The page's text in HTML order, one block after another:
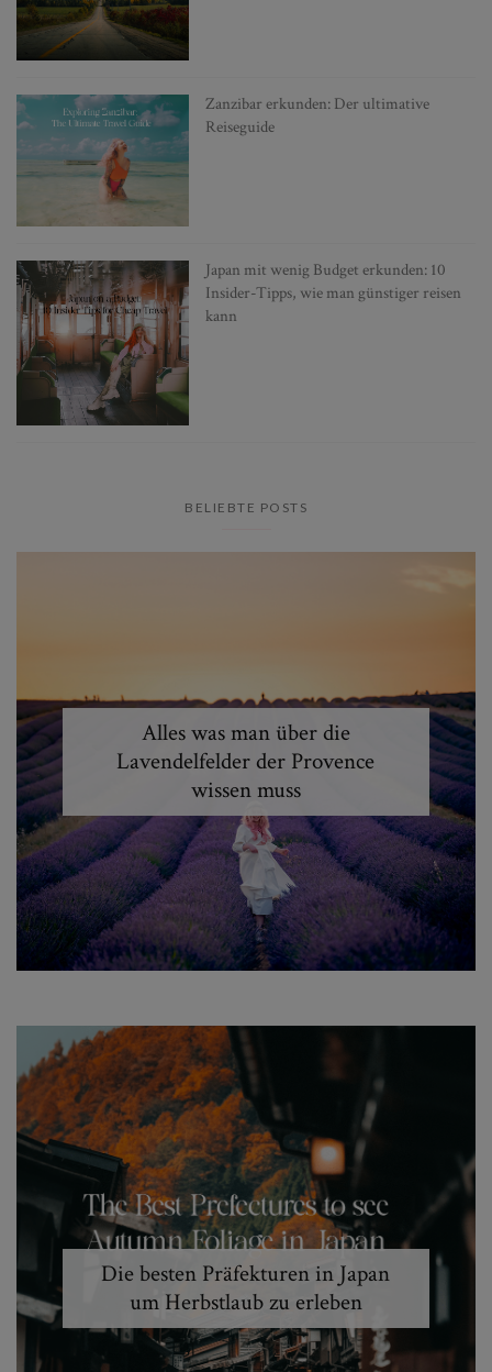
Zanzibar erkunden: Der ultimative
Reiseguide
Japan mit wenig Budget erkunden: 10
Insider-Tipps, wie man günstiger reisen
kann
BELIEBTE POSTS
Alles was man über die
Lavendelfelder der Provence
wissen muss
Die besten Präfekturen in Japan
um Herbstlaub zu erleben